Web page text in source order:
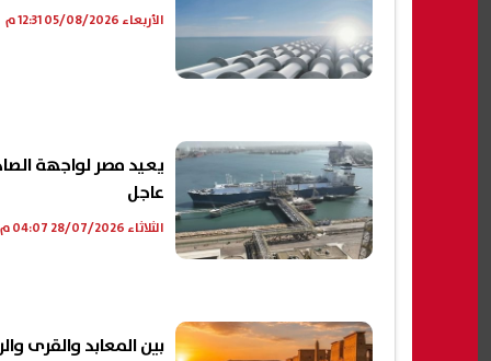
الأربعاء 05/08/2026 12:31 م
عاجل
الثلاثاء 28/07/2026 04:07 م
بين المعابد والقرى